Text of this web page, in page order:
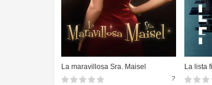
La maravillosa Sra. Maisel
?
La lista